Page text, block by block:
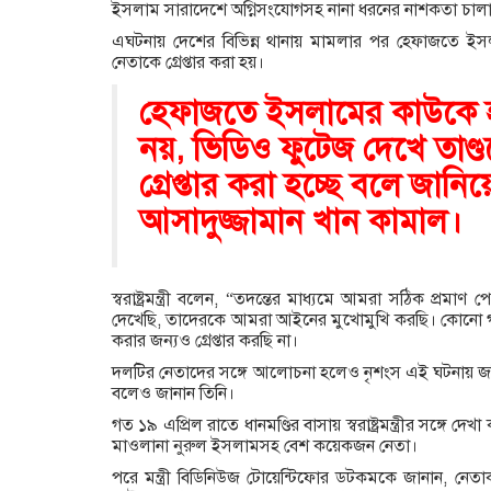
ইসলাম সারাদেশে অগ্নিসংযোগসহ নানা ধরনের নাশকতা
এঘটনায় দেশের বিভিন্ন থানায় মামলার পর হেফাজতে
নেতাকে গ্রেপ্তার করা হয়।
হেফাজতে ইসলামের কাউকে
নয়, ভিডিও ফুটেজ দেখে
গ্রেপ্তার করা হচ্ছে বলে
আসাদুজ্জামান খান কামাল।
স্বরাষ্ট্রমন্ত্রী বলেন, “তদন্তের মাধ্যমে আমরা সঠিক
দেখেছি, তাদেরকে আমরা আইনের মুখোমুখি করছি। কোনো
করার জন্যও গ্রেপ্তার করছি না।
দলটির নেতাদের সঙ্গে আলোচনা হলেও নৃশংস এই
বলেও জানান তিনি।
গত ১৯ এপ্রিল রাতে ধানমণ্ডির বাসায় স্বরাষ্ট্রমন্ত্রীর সঙ্গে
মাওলানা নুরুল ইসলামসহ বেশ কয়েকজন নেতা।
পরে মন্ত্রী বিডিনিউজ টোয়েন্টিফোর ডটকমকে জানান,